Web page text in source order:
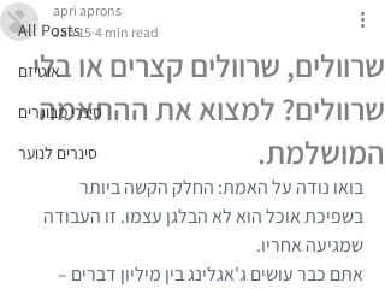
All Posts
אוטיזם
סינרי מבוגרים
סינרים לנוער
שרוולים, שרוולים קצרים או בלי
שרוולים? למצוא את ההתאמה
המושלמת.
apri aprons
Jan 15 4 min read
בואו נודה על האמת: החלק הקשה ביותר
בשפיכת אוכל הוא לא הבלגן עצמו. זו העבודה
שמגיעה אחריו.
אתם כבר עושים ג'אגלינג בין מיליון דברים –